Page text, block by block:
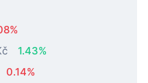
reálného světa
1.43%
0.14%